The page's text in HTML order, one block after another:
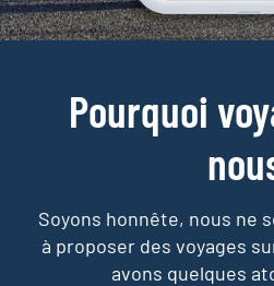
Pourquoi
Soyons honnête, nous ne
à proposer des voyages
avons quelques